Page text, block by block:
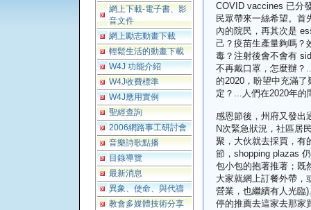
網上下載-電子書、影
音文件
網上勵志動畫下載
輕鬆生活的動畫下載
W4J 功能介紹
W4J收費標準
W4J應用實例
聖經查詢
2006網路事工研討會
音樂詩歌點播
目錄導覽
最新消息
異象、使命、與代禱
教會多媒體技術分享
COVID vaccines 已分
民眾帶來一絲希望。首
內的院民，再其次是
己？疫苗生產量夠嗎？
毒？注射後會不會有
不再戴口罩，怎麼辦？
的2020，盼望中充滿
定？...人們在2020年
感恩節後，州府又發出
N次緊急狀況，社區居
聚，大伙就去採買，有
節，shopping plazas
包小包的抱著推著；既
大家就網上訂餐外帶，
營業，也繼續有人光臨
停的推薦去這家去那家